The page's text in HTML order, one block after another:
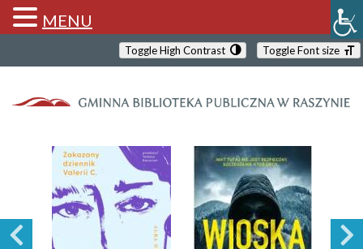
Toggle High Contrast Toggle Font size
MENU